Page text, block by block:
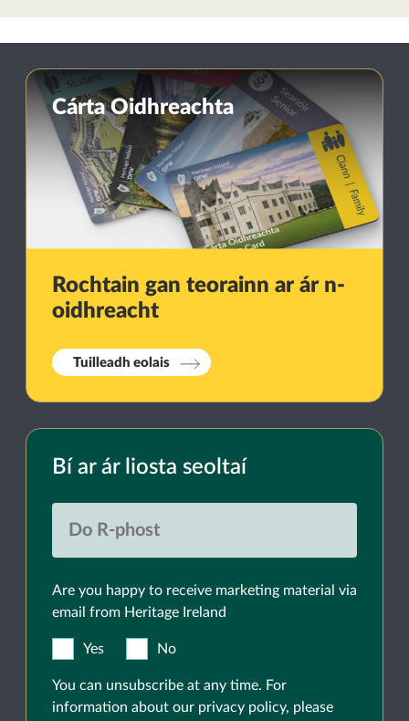
Cárta Oidhreachta
Rochtain gan teorainn ar ár n-
oidhreacht
Tuilleadh eolais
Bí ar ár liosta seoltaí
Are you happy to receive marketing material via
email from Heritage Ireland
Yes No
You can unsubscribe at any time. For
information about our privacy policy, please